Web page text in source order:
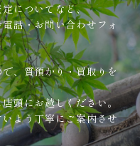
についてなど、
話・お問い合わせフォ
、質預かり・買取りを
頭にお越しください。
よう丁寧にご案内させ